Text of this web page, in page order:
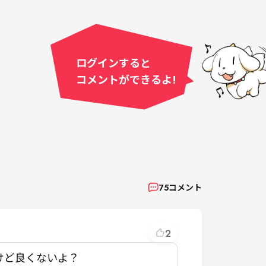
ログインすると
コメントができるよ!
75コメント
2
良くないよ？